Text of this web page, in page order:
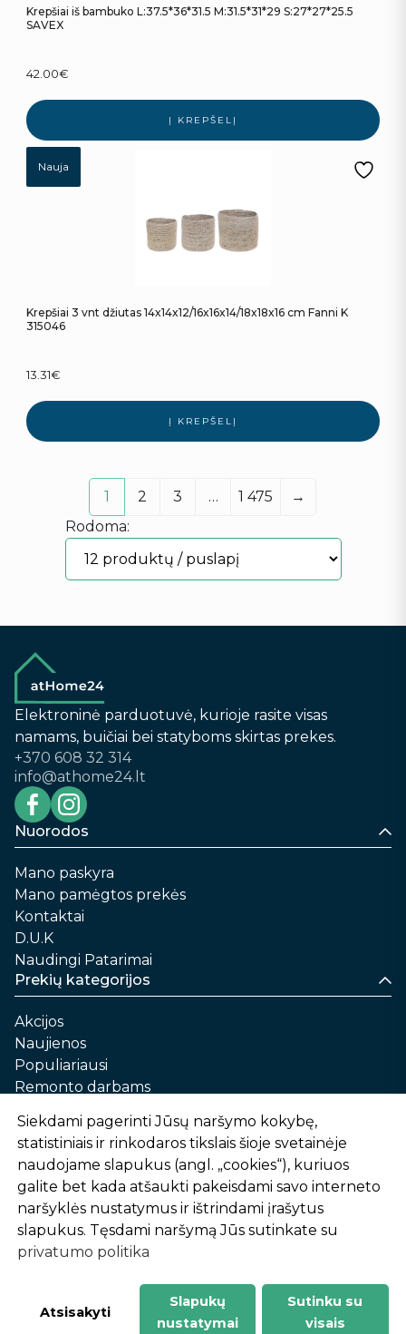
Krepšiai iš bambuko L:37.5*36*31.5 M:31.5*31*29 S:27*27*25.5
SAVEX
42.00€
Į KREPŠELĮ
Nauja
Krepšiai 3 vnt džiutas 14x14x12/16x16x14/18x18x16 cm Fanni K
315046
13.31€
Į KREPŠELĮ
1 2 3 … 1 475
→
Rodoma:
Elektroninė parduotuvė, kurioje rasite visas
namams, buičiai bei statyboms skirtas prekes.
+370 608 32 314
info@athome24.lt
Nuorodos
Mano paskyra
Mano pamėgtos prekės
Kontaktai
D.U.K
Naudingi Patarimai
Prekių kategorijos
Akcijos
Naujienos
Populiariausi
Remonto darbams
Automobilių priežiūrai
Sodui ir daržui
Informacija
Apie mus
Prekių pirkimo – pardavimo taisyklės
Prekių pristatymas ir atsiėmimas
Siekdami pagerinti Jūsų naršymo kokybę,
statistiniais ir rinkodaros tikslais šioje svetainėje
naudojame slapukus (angl. „cookies“), kuriuos
galite bet kada atšaukti pakeisdami savo interneto
naršyklės nustatymus ir ištrindami įrašytus
slapukus. Tęsdami naršymą Jūs sutinkate su
privatumo politika
Atsisakyti
Slapukų
nustatymai
Sutinku su
visais